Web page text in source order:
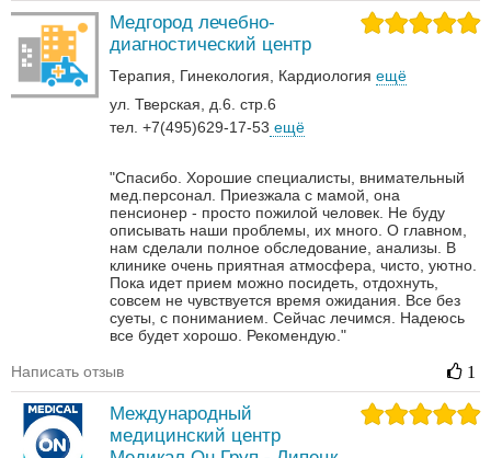
Медгород лечебно-
диагностический центр
Терапия Гинекология Кардиология ещё
ул. Тверская, д.6. стр.6
тел. +7(495)629-17-53 ещё
"Спасибо. Хорошие специалисты, внимательный
мед.персонал. Приезжала с мамой, она
пенсионер - просто пожилой человек. Не буду
описывать наши проблемы, их много. О главном,
нам сделали полное обследование, анализы. В
клинике очень приятная атмосфера, чисто, уютно.
Пока идет прием можно посидеть, отдохнуть,
совсем не чувствуется время ожидания. Все без
суеты, с пониманием. Сейчас лечимся. Надеюсь
все будет хорошо. Рекомендую."
Написать отзыв 1
Международный
медицинский центр